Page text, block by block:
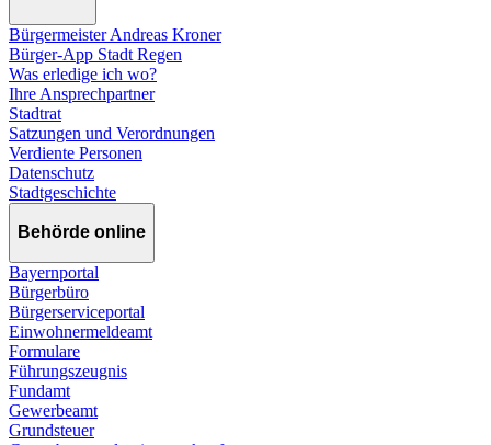
Bürgermeister Andreas Kroner
Bürger-App Stadt Regen
Was erledige ich wo?
Ihre Ansprechpartner
Stadtrat
Satzungen und Verordnungen
Verdiente Personen
Datenschutz
Stadtgeschichte
Behörde online
Bayernportal
Bürgerbüro
Bürgerserviceportal
Einwohnermeldeamt
Formulare
Führungszeugnis
Fundamt
Gewerbeamt
Grundsteuer